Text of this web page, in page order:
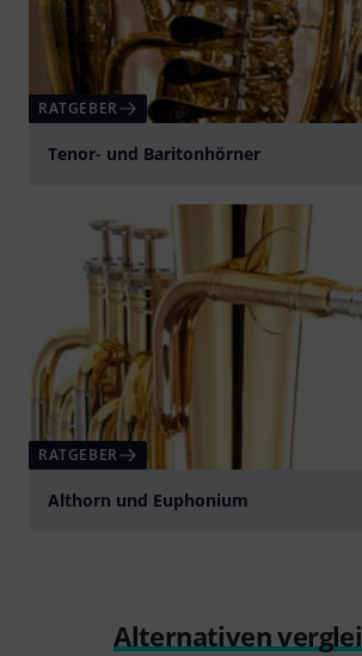
RATGEBER
Tenor- und Baritonhörner
RATGEBER
Althorn und Euphonium
Alternativen